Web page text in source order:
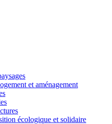
et aménagement
écologique et solidaire